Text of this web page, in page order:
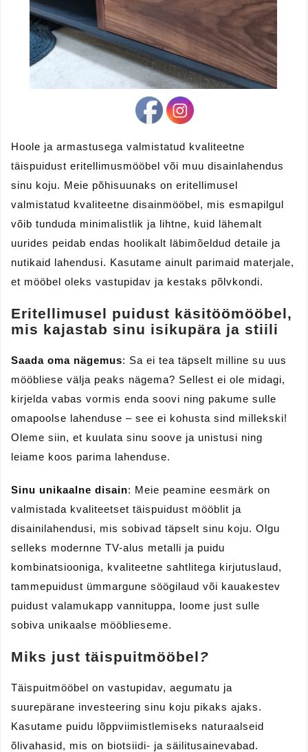
Hoole ja armastusega valmistatud kvaliteetne
täispuidust eritellimusmööbel või muu disainlahendus
sinu koju. Meie põhisuunaks on eritellimusel
valmistatud kvaliteetne disainmööbel, mis esmapilgul
võib tunduda minimalistlik ja lihtne, kuid lähemalt
uurides peidab endas hoolikalt läbimõeldud detaile ja
nutikaid lahendusi. Kasutame ainult parimaid materjale,
et mööbel oleks vastupidav ja kestaks põlvkondi.
Eritellimusel puidust käsitöömööbel,
mis kajastab sinu isikupära ja stiili
Saada oma nägemus: Sa ei tea täpselt milline su uus
mööbliese välja peaks nägema? Sellest ei ole midagi,
kirjelda vabas vormis enda soovi ning pakume sulle
omapoolse lahenduse – see ei kohusta sind millekski!
Oleme siin, et kuulata sinu soove ja unistusi ning
leiame koos parima lahenduse.
Sinu unikaalne disain: Meie peamine eesmärk on
valmistada kvaliteetset täispuidust mööblit ja
disainilahendusi, mis sobivad täpselt sinu koju. Olgu
selleks modernne TV-alus metalli ja puidu
kombinatsiooniga, kvaliteetne sahtlitega kirjutuslaud,
tammepuidust ümmargune söögilaud või kauakestev
puidust valamukapp vannituppa, loome just sulle
sobiva unikaalse mööblieseme.
Miks just täispuitmööbel?
Täispuitmööbel on vastupidav, aegumatu ja
suurepärane investeering sinu koju pikaks ajaks.
Kasutame puidu lõppviimistlemiseks naturaalseid
õlivahasid, mis on biotsiidi- ja säilitusainevabad.